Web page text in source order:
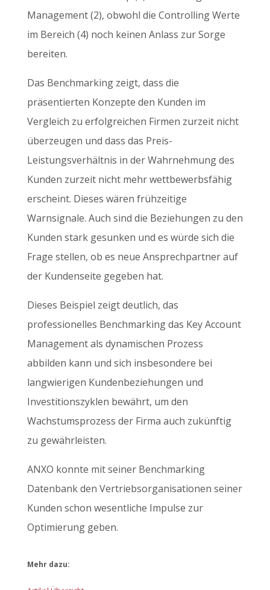
Management (2), obwohl die Controlling Werte
im Bereich (4) noch keinen Anlass zur Sorge
bereiten.
Das Benchmarking zeigt, dass die
präsentierten Konzepte den Kunden im
Vergleich zu erfolgreichen Firmen zurzeit nicht
überzeugen und dass das Preis-
Leistungsverhältnis in der Wahrnehmung des
Kunden zurzeit nicht mehr wettbewerbsfähig
erscheint. Dieses wären frühzeitige
Warnsignale. Auch sind die Beziehungen zu den
Kunden stark gesunken und es würde sich die
Frage stellen, ob es neue Ansprechpartner auf
der Kundenseite gegeben hat.
Dieses Beispiel zeigt deutlich, das
professionelles Benchmarking das Key Account
Management als dynamischen Prozess
abbilden kann und sich insbesondere bei
langwierigen Kundenbeziehungen und
Investitionszyklen bewährt, um den
Wachstumsprozess der Firma auch zukünftig
zu gewährleisten.
ANXO konnte mit seiner Benchmarking
Datenbank den Vertriebsorganisationen seiner
Kunden schon wesentliche Impulse zur
Optimierung geben.
Mehr dazu: